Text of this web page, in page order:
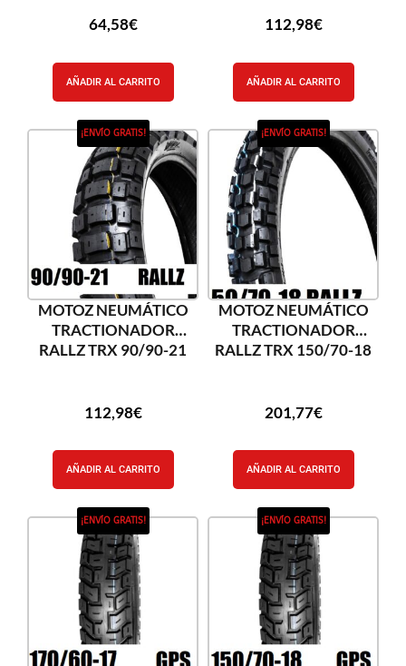
64,58€
AÑADIR AL CARRITO
112,98€
AÑADIR AL CARRITO
¡ENVÍO GRATIS!
MOTOZ NEUMÁTICO
TRACTIONADOR
RALLZ TRX 90/90-21
112,98€
AÑADIR AL CARRITO
¡ENVÍO GRATIS!
MOTOZ NEUMÁTICO
TRACTIONADOR
RALLZ TRX 150/70-18
201,77€
AÑADIR AL CARRITO
¡ENVÍO GRATIS! ¡ENVÍO GRATIS!